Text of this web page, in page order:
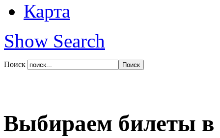
Карта
Show Search
Поиск
Выбираем билеты в